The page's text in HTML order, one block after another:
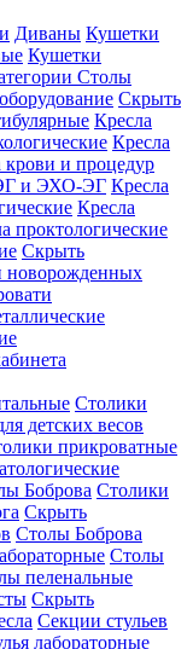
Диваны Кушетки
Кушетки
Столы
Скрыть
Кресла
Кресла
крови и процедур
и ЭХО-ЭГ Кресла
Кресла
проктологические
Скрыть
новорожденных
Столики
детских весов
прикроватные
Боброва Столики
Скрыть
Столы Боброва
Столы
пеленальные
Скрыть
Секции стульев
лабораторные